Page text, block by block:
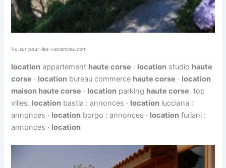
Vu sur pour-les-vacances.com
location appartement haute corse · location studio haute
corse · location bureau commerce haute corse · location
maison haute corse · location parking haute corse. top
villes. location bastia : annonces · location lucciana :
annonces · location borgo : annonces · location furiani :
annonces · location